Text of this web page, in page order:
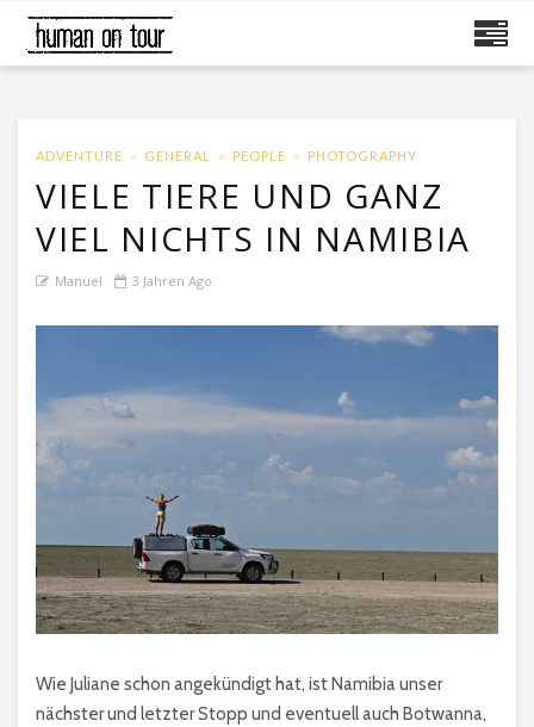
ADVENTURE GENERAL PEOPLE PHOTOGRAPHY
VIELE TIERE UND GANZ
VIEL NICHTS IN NAMIBIA
Manuel 3 Jahren Ago
Wie Juliane schon angekündigt hat, ist Namibia unser
nächster und letzter Stopp und eventuell auch Botwanna,